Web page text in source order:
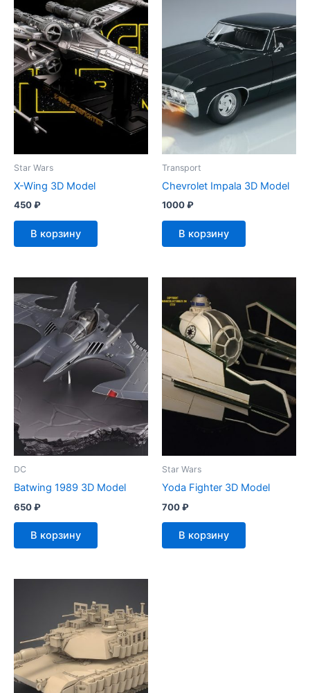
Star Wars
X-Wing 3D Model
450₽
В корзину
Transport
Chevrolet Impala 3D Model
1000₽
В корзину
DC
Batwing 1989 3D Model
650₽
В корзину
Star Wars
Yoda Fighter 3D Model
700₽
В корзину